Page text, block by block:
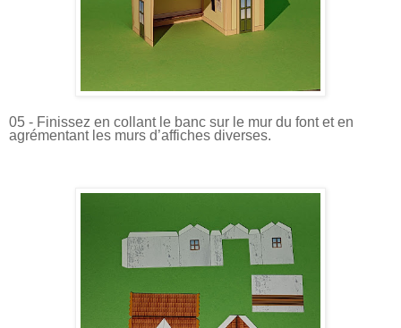
05 - Finissez en collant le banc sur le mur du font et en
agrémentant les murs d’affiches diverses.